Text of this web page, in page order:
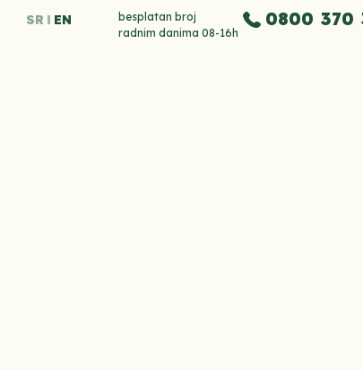
SR EN
besplatan broj
radnim danima 08-16h
0800 370